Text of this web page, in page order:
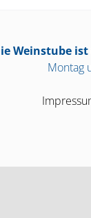
Weinstube
Montag